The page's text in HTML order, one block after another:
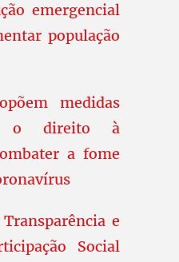
emergencial
população
medidas
o direito à
a fome
e
Social